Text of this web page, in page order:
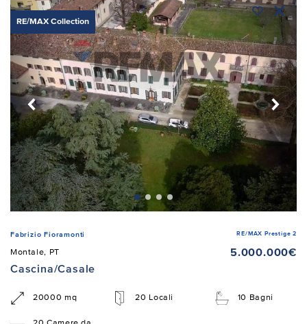
RE/MAX Collection
Fabrizio Fioramonti RE/MAX Prestige 2
Montale, PT
5.000.000€
Cascina/Casale
20000 mq 20 Locali 10 Bagni